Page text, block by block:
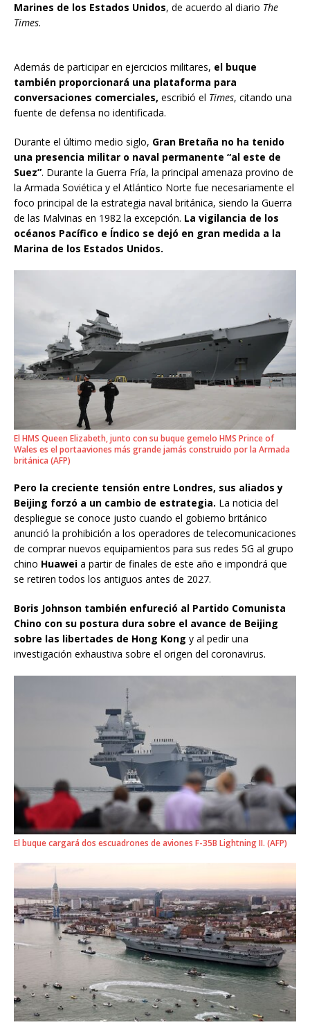
Marines de los Estados Unidos, de acuerdo al diario The
Times.
Además de participar en ejercicios militares, el buque
también proporcionará una plataforma para
conversaciones comerciales, escribió el Times, citando una
fuente de defensa no identificada.
Durante el último medio siglo, Gran Bretaña no ha tenido
una presencia militar o naval permanente “al este de
Suez”. Durante la Guerra Fría, la principal amenaza provino de
la Armada Soviética y el Atlántico Norte fue necesariamente el
foco principal de la estrategia naval británica, siendo la Guerra
de las Malvinas en 1982 la excepción. La vigilancia de los
océanos Pacífico e Índico se dejó en gran medida a la
Marina de los Estados Unidos.
El HMS Queen Elizabeth, junto con su buque gemelo HMS Prince of
Wales es el portaaviones más grande jamás construido por la Armada
británica (AFP)
Pero la creciente tensión entre Londres, sus aliados y
Beijing forzó a un cambio de estrategia. La noticia del
despliegue se conoce justo cuando el gobierno británico
anunció la prohibición a los operadores de telecomunicaciones
de comprar nuevos equipamientos para sus redes 5G al grupo
chino Huawei a partir de finales de este año e impondrá que
se retiren todos los antiguos antes de 2027.
Boris Johnson también enfureció al Partido Comunista
Chino con su postura dura sobre el avance de Beijing
sobre las libertades de Hong Kong y al pedir una
investigación exhaustiva sobre el origen del coronavirus.
El buque cargará dos escuadrones de aviones F-35B Lightning II. (AFP)